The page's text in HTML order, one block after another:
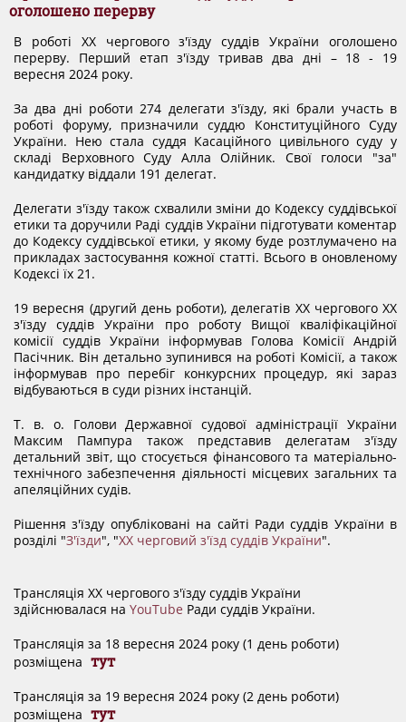
MATERIALS AND DESIGNS ORDERS AGENDAS OF
MEETINGS
DECISION OF CJU
NORMATIVE DOCUMENTS
PUBLIC OPINION POLLS
CONFLICT OF INTEREST
НОРМАТИВИ НАВАНТАЖЕННЯ
GALLERY
CONTACTS
оголошено перерву
В роботі ХХ чергового з'їзду суддів України оголошено
перерву. Перший етап з'їзду тривав два дні – 18 - 19
вересня 2024 року.
За два дні роботи 274 делегати з'їзду, які брали участь в
роботі форуму, призначили суддю Конституційного Суду
України. Нею стала суддя Касаційного цивільного суду у
складі Верховного Суду Алла Олійник. Свої голоси "за"
кандидатку віддали 191 делегат.
Делегати з'їзду також схвалили зміни до Кодексу суддівської
етики та доручили Раді суддів України підготувати коментар
до Кодексу суддівської етики, у якому буде розтлумачено на
прикладах застосування кожної статті. Всього в оновленому
Кодексі їх 21.
19 вересня (другий день роботи), делегатів ХХ чергового ХХ
з'їзду суддів України про роботу Вищої кваліфікаційної
комісії суддів України інформував Голова Комісії Андрій
Пасічник. Він детально зупинився на роботі Комісії, а також
інформував про перебіг конкурсних процедур, які зараз
відбуваються в суди різних інстанцій.
Т. в. о. Голови Державної судової адміністрації України
Максим Пампура також представив делегатам з'їзду
детальний звіт, що стосується фінансового та матеріально-
технічного забезпечення діяльності місцевих загальних та
апеляційних судів.
Рішення з'їзду опубліковані на сайті Ради суддів України в
розділі "З'їзди", "ХХ черговий з'їзд суддів України".
Трансляція ХХ чергового з'їзду суддів України
здійснювалася на YouTube Ради суддів України.
Трансляція за 18 вересня 2024 року (1 день роботи)
розміщена тут
Трансляція за 19 вересня 2024 року (2 день роботи)
розміщена тут